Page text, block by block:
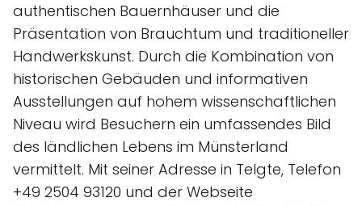
authentischen Bauernhäuser und die
Präsentation von Brauchtum und traditioneller
Handwerkskunst. Durch die Kombination von
historischen Gebäuden und informativen
Ausstellungen auf hohem wissenschaftlichen
Niveau wird Besuchern ein umfassendes Bild
des ländlichen Lebens im Münsterland
vermittelt. Mit seiner Adresse in Telgte, Telefon
+49 2504 93120 und der Webseite